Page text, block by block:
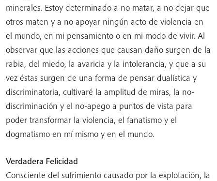
minerales. Estoy determinado a no matar, a no dejar que
otros maten y a no apoyar ningún acto de violencia en
el mundo, en mi pensamiento o en mi modo de vivir. Al
observar que las acciones que causan daño surgen de la
rabia, del miedo, la avaricia y la intolerancia, y que a su
vez éstas surgen de una forma de pensar dualística y
discriminatoria, cultivaré la amplitud de miras, la no-
discriminación y el no-apego a puntos de vista para
poder transformar la violencia, el fanatismo y el
dogmatismo en mí mismo y en el mundo.
Verdadera Felicidad
Consciente del sufrimiento causado por la explotación, la